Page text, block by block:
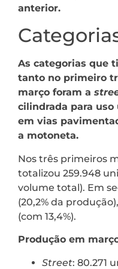
anterior.
As categorias que
tanto no primeiro
março foram a
cilindrada para uso
em vias
a motoneta.
Nos três primeiros
totalizou 259.948
volume total). Em
(20,2% da
(com 13,4%).
Produção em
Street: 80.271